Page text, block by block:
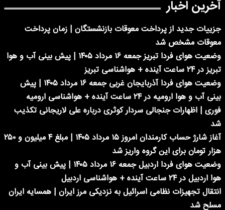
آخرین اخبار
جزییات جدید از پرداخت معوقات بازنشستگان | زمان پرداخت
معوقات مشخص شد
وضعیت هوای فردا تبریز جمعه ۱۶ مرداد ۱۴۰۵ | پیش بینی آب و هوا
تبریز در ۲۴ ساعت آینده + هواشناسی تبریز
وضعیت هوای فردا آذربایجان غربی جمعه ۱۶ مرداد ۱۴۰۵ | پیش
بینی آب و هوا ارومیه در ۲۴ ساعت آینده + هواشناسی ارومیه
فوری | اظهارات جنجالی سردار کوثری درباره علی لاریجانی تکذیب
شد
آغاز شارژ حساب کارمندان امروز ۱۵ مرداد ۱۴۰۵ | مبلغ ۴ میلیون و ۲۵۰
هزار تومان برای این گروه واریز شد
وضعیت هوای فردا اردبیل جمعه ۱۶ مرداد ۱۴۰۵ | پیش بینی آب و
هوا اردبیل در ۲۴ ساعت آینده + هواشناسی اردبیل
انتقال تجهیزات نظامی اسرائیل به نزدیکی مرز ایران | همسایه ایران
مسلح شد